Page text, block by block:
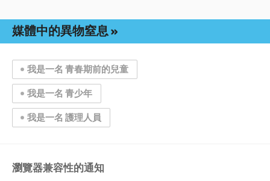
媒體中的異物窒息
我是一名 青春期前的兒童
我是一名 青少年
我是一名 護理人員
瀏覽器兼容性的通知